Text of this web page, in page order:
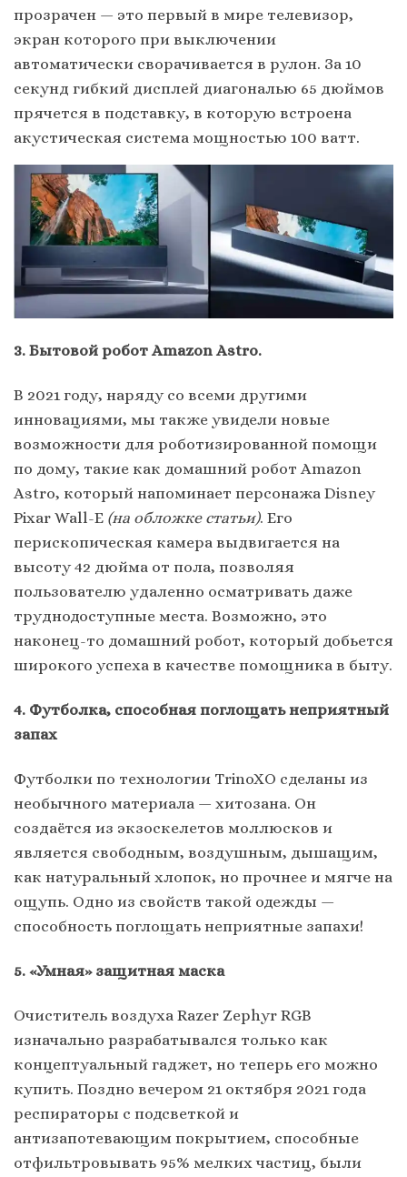
прозрачен — это первый в мире телевизор,
экран которого при выключении
автоматически сворачивается в рулон. За 10
секунд гибкий дисплей диагональю 65 дюймов
прячется в подставку, в которую встроена
акустическая система мощностью 100 ватт.
3. Бытовой робот Amazon Astro.
В 2021 году, наряду со всеми другими
инновациями, мы также увидели новые
возможности для роботизированной помощи
по дому, такие как домашний робот Amazon
Astro, который напоминает персонажа Disney
Pixar Wall-E (на обложке статьи). Его
перископическая камера выдвигается на
высоту 42 дюйма от пола, позволяя
пользователю удаленно осматривать даже
труднодоступные места. Возможно, это
наконец-то домашний робот, который добьется
широкого успеха в качестве помощника в быту.
4. Футболка, способная поглощать неприятный
запах
Футболки по технологии TrinoXO сделаны из
необычного материала — хитозана. Он
создаётся из экзоскелетов моллюсков и
является свободным, воздушным, дышащим,
как натуральный хлопок, но прочнее и мягче на
ощупь. Одно из свойств такой одежды —
способность поглощать неприятные запахи!
5. «Умная» защитная маска
Очиститель воздуха Razer Zephyr RGB
изначально разрабатывался только как
концептуальный гаджет, но теперь его можно
купить. Поздно вечером 21 октября 2021 года
респираторы с подсветкой и
антизапотевающим покрытием, способные
отфильтровывать 95% мелких частиц, были